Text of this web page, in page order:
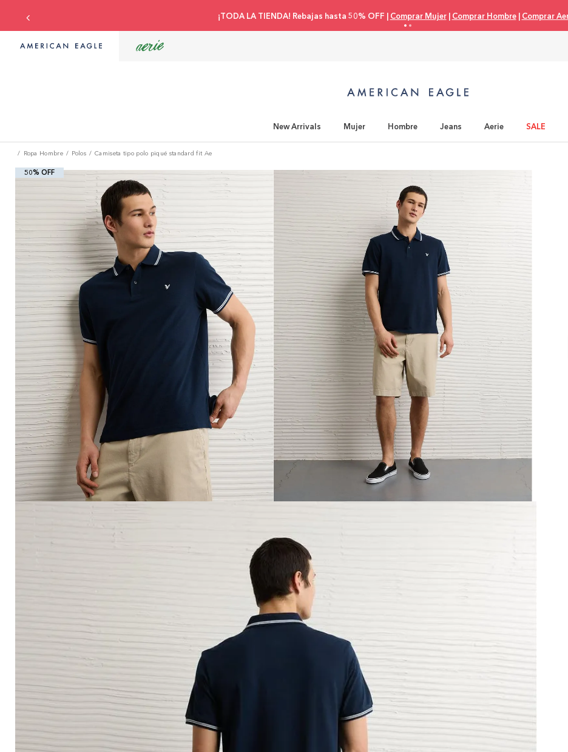
¡TODA LA TIENDA! Rebajas hasta 50% OFF | Comprar Mujer| Comprar Hombre| Comprar
New Arrivals Mujer Hombre Jeans Aerie SALE
Ropa Hombre Polos Camiseta tipo polo piqué standard fit Ae
50% OFF